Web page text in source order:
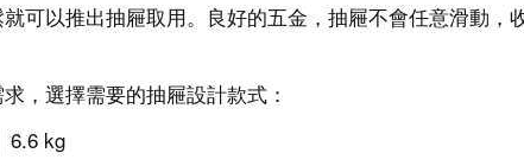
可以推出抽屜取用。良好的五金，抽屜不會任意滑動，
，選擇需要的抽屜設計款式：
6.6 kg